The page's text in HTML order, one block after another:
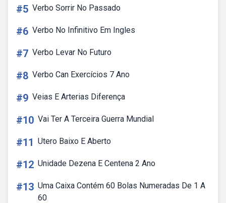
#5 Verbo Sorrir No Passado
#6 Verbo No Infinitivo Em Ingles
#7 Verbo Levar No Futuro
#8 Verbo Can Exercícios 7 Ano
#9 Veias E Arterias Diferença
#10 Vai Ter A Terceira Guerra Mundial
#11 Utero Baixo E Aberto
#12 Unidade Dezena E Centena 2 Ano
#13 Uma Caixa Contém 60 Bolas Numeradas De 1 A
60